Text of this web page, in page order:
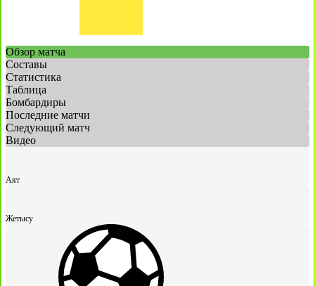
Обзор матча
Составы
Статистика
Таблица
Бомбардиры
Последние матчи
Следующий матч
Видео
Аят
Жетысу